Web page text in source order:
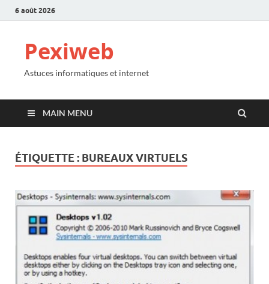
6 août 2026
Pexiweb
Astuces informatiques et internet
MAIN MENU
ÉTIQUETTE : BUREAUX VIRTUELS